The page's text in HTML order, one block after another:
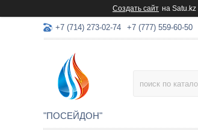
Создать сайт на Satu.kz
+7 (714) 273-02-74 +7 (777) 559-60-50
"ПОСЕЙДОН"